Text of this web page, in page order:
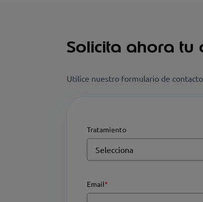
Solicita ahora tu
Utilice nuestro formulario de
Tratamiento
Email*